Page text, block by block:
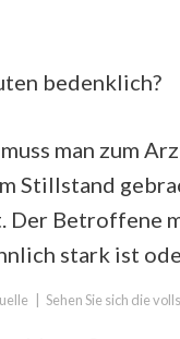
bedenklich?
man zum
Stillstand
Betroffene
stark ist
Sehen Sie sich die